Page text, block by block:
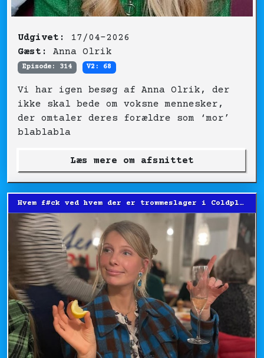
Udgivet:
17/04-2026
Gæst:
Anna Olrik
Episode: 314 V2: 68
Vi har igen besøg af Anna Olrik, der
ikke skal bede om voksne mennesker,
der omtaler deres forældre som ‘mor’
blablabla
Læs mere om afsnittet
Hvem f#ck ved hvem der er trommeslager i Coldplay?